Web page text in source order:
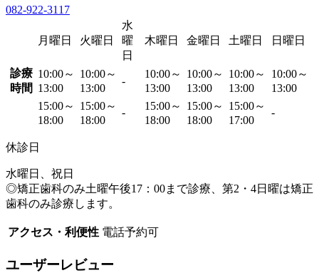
082-922-3117
月曜日 火曜日
水
曜
日
木曜日 金曜日 土曜日 日曜日
診療
時間
10:00～
13:00
10:00～
13:00
-
10:00～
13:00
10:00～
13:00
10:00～
13:00
10:00～
13:00
15:00～
18:00
15:00～
18:00
-
15:00～
18:00
15:00～
18:00
15:00～
17:00
-
休診日
水曜日、祝日
◎矯正歯科のみ土曜午後17：00まで診療、第2・4日曜は矯正
歯科のみ診療します。
アクセス・利便性 電話予約可
ユーザーレビュー